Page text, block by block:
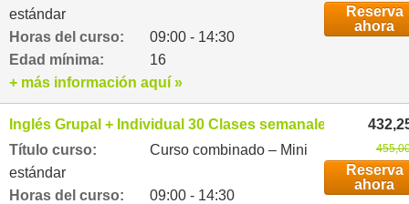
estándar
Horas del curso:
09:00 - 14:30
Edad mínima:
16
Reserva
ahora
+ más información aquí »
Inglés Grupal + Individual 30 Clases semanales
Título curso:
Curso combinado – Mini
estándar
Horas del curso:
09:00 - 14:30
Reserva
ahora